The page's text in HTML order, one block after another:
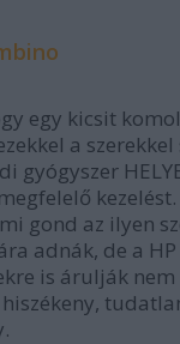
egy kicsit
a
gyógyszer
kezelést.
gond az ilyen
adnák, de a
is árulják nem